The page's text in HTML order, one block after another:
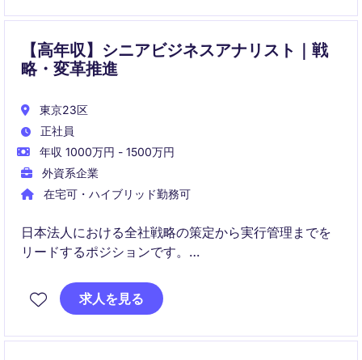
【高年収】シニアビジネスアナリスト｜戦
略・変革推進
東京23区
正社員
年収 1000万円 - 1500万円
外資系企業
在宅可・ハイブリッド勤務可
日本法人における全社戦略の策定から実行管理までを
リードするポジションです。
経営層や各部門と連携し、戦略的イニシアチブを着実
に前進させます。
求人を見る